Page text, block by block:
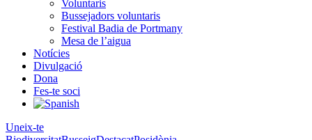
Voluntaris
Bussejadors voluntaris
Festival Badia de Portmany
Mesa de l’aigua
Notícies
Divulgació
Dona
Fes-te soci
Uneix-te